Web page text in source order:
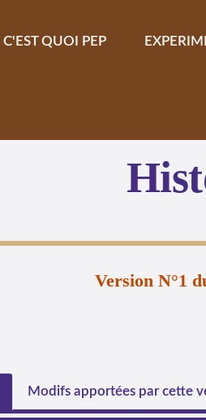
C'EST QUOI PEP
Version N°1
Modifs apportées par cette